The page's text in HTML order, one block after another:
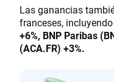
Las ganancias
franceses, incluyendo
+6%, BNP Paribas
(ACA.FR) +3%.